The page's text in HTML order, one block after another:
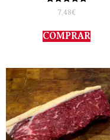
Valorado
con
de 5
7,48€
COMPRAR